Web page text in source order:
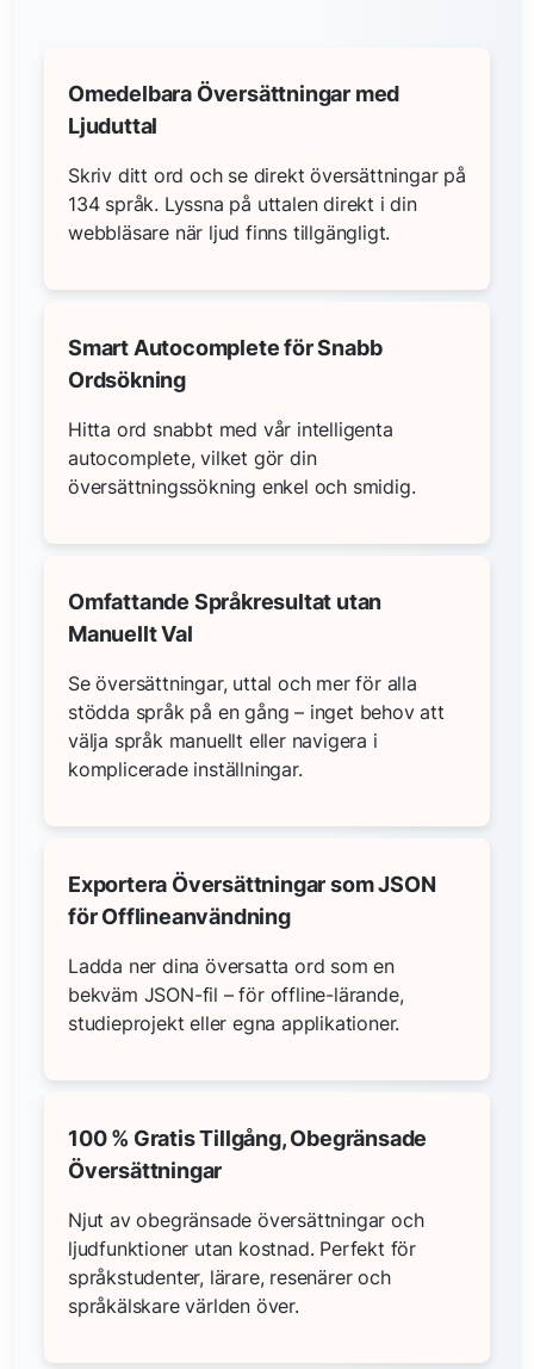
Omedelbara Översättningar med
Ljuduttal
Skriv ditt ord och se direkt översättningar på
134 språk. Lyssna på uttalen direkt i din
webbläsare när ljud finns tillgängligt.
Smart Autocomplete för Snabb
Ordsökning
Hitta ord snabbt med vår intelligenta
autocomplete, vilket gör din
översättningssökning enkel och smidig.
Omfattande Språkresultat utan
Manuellt Val
Se översättningar, uttal och mer för alla
stödda språk på en gång – inget behov att
välja språk manuellt eller navigera i
komplicerade inställningar.
Exportera Översättningar som JSON
för Offlineanvändning
Ladda ner dina översatta ord som en
bekväm JSON-fil – för offline-lärande,
studieprojekt eller egna applikationer.
100 % Gratis Tillgång, Obegränsade
Översättningar
Njut av obegränsade översättningar och
ljudfunktioner utan kostnad. Perfekt för
språkstudenter, lärare, resenärer och
språkälskare världen över.